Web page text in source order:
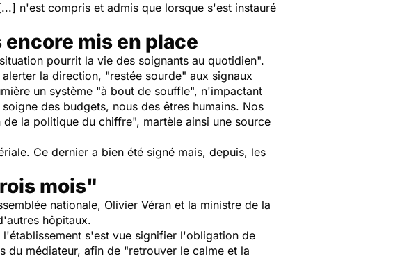
n'est compris et admis que lorsque s'est instauré
mis en place
pourrit la vie des soignants au quotidien".
la direction, "restée sourde" aux signaux
un système "à bout de souffle", n'impactant
des budgets, nous des êtres humains. Nos
la politique du chiffre", martèle ainsi une source
Ce dernier a bien été signé mais, depuis, les
mois"
nationale, Olivier Véran et la ministre de la
hôpitaux.
s'est vue signifier l'obligation de
médiateur, afin de "retrouver le calme et la